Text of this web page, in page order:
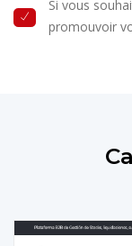
Si vous
promouvoir